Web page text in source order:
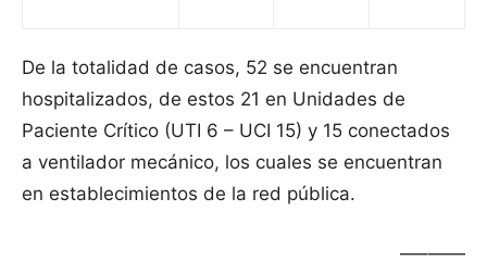
De la totalidad de casos, 52 se encuentran
hospitalizados, de estos 21 en Unidades de
Paciente Crítico (UTI 6 – UCI 15) y 15 conectados
a ventilador mecánico, los cuales se encuentran
en establecimientos de la red pública.
—–——